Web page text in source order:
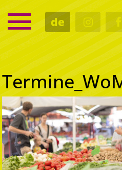
de
SERVICE
TERMINE
KULTUR
GASTRO